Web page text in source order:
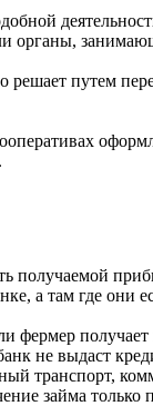
органы,
путем
получаемой
а там где они
фермер
не выдаст
транспорт,
займа только